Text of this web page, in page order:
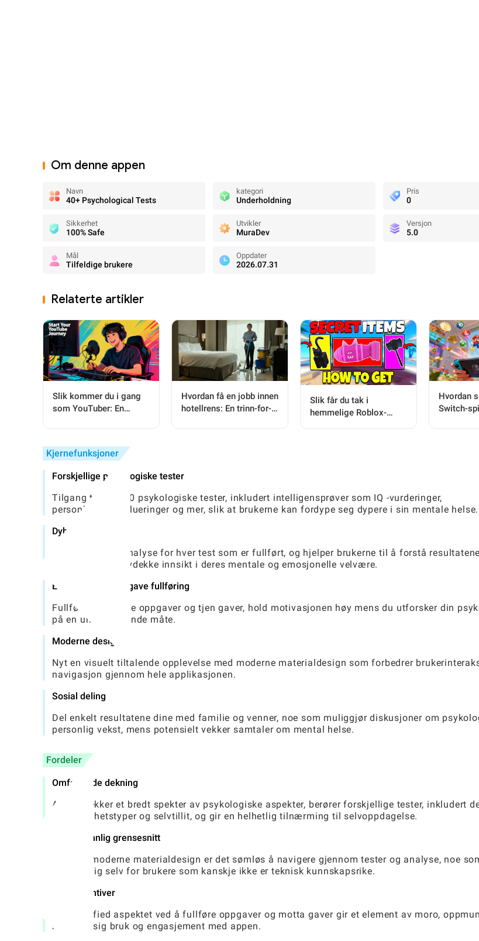
Om denne appen
Navn
40+ Psychological Tests
kategori
Underholdning
Pris
0
Sikkerhet
100% Safe
Utvikler
MuraDev
Versjon
5.0
Mål
Tilfeldige brukere
Oppdater
2026.07.31
Relaterte artikler
Slik kommer du i gang
som YouTuber: En
Hvordan få en jobb innen
hotellrens: En trinn-for-
Slik får du tak i
hemmelige Roblox-
Hvordan
Switch-
Kjernefunksjoner
Forskjellige psykologiske tester
Tilgang til over 40 psykologiske tester, inkludert intelligensprøver som IQ -vurderinger,
personlighetsevalueringer og mer, slik at brukerne kan fordype seg dypere i sin mentale helse.
Dybdeanalyse
Motta detaljert analyse for hver test som er fullført, og hjelper brukerne til å forstå
omfattende og avdekke innsikt i deres mentale og emosjonelle velvære.
Engasjerende oppgave fullføring
Fullfør morsomme oppgaver og tjen gaver, hold motivasjonen høy mens du utforsker din
på en underholdende måte.
Moderne design
Nyt en visuelt tiltalende opplevelse med moderne materialdesign som forbedrer
navigasjon gjennom hele applikasjonen.
Sosial deling
Del enkelt resultatene dine med familie og venner, noe som muliggjør diskusjoner om
personlig vekst, mens potensielt vekker samtaler om mental helse.
Fordeler
Omfattende dekning
Appen dekker et bredt spekter av psykologiske aspekter, berører forskjellige tester, inkludert
personlighetstyper og selvtillit, og gir en helhetlig tilnærming til selvoppdagelse.
Brukervennlig grensesnitt
Med sin moderne materialdesign er det sømløs å navigere gjennom tester og analyse, noe
tilgjengelig selv for brukere som kanskje ikke er teknisk kunnskapsrike.
Gaveinsentiver
Det gamified aspektet ved å fullføre oppgaver og motta gaver gir et element av moro,
regelmessig bruk og engasjement med appen.